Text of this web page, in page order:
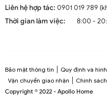
composite để đảm
Nguyên lý hoạt động cơ
Động cơ điện làm
khí tuần hoàn trong
Công nghệ tiên tiến tích
Liên hệ hợp tác: 0901 019 789
Thời gian làm việc:
8:00 -
Bảo mật thông tin
Quy định và
Vận chuyển giao nhận
Chính
Copyright © 2022 - Apollo Home